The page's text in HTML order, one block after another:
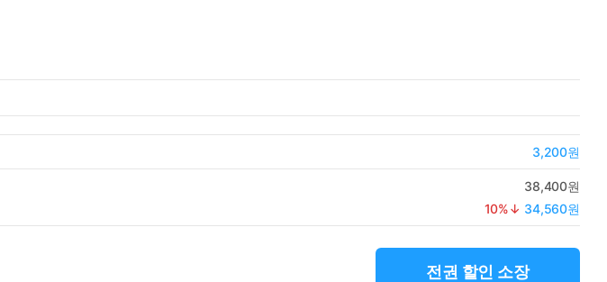
3,200원
38,400원
10%↓ 34,560원
전권 할인 소장